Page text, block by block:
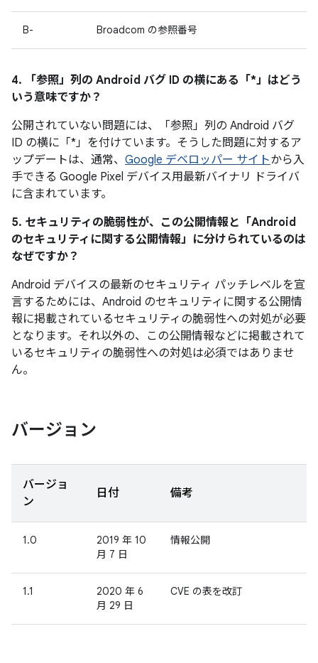
B- Broadcom の参照番号
4. 「参照」 列の Android バグ ID の横にある「*」はどう
いう意味ですか？
公開されていない問題には、「参照」列の Android バグ
ID の横に「*」を付けています。そうした問題に対するア
ップデートは、通常、 Google デベロッパー サイトから入
手できる Google Pixel デバイス用最新バイナリ ドライバ
に含まれています。
5. セキュリティの脆弱性が、この公開情報と「Android
のセキュリティに関する公開情報」に分けられているのは
なぜですか？
Android デバイスの最新のセキュリティ パッチレベルを宣
言するためには、Android のセキュリティに関する公開情
報に掲載されているセキュリティの脆弱性への対処が必要
となります。それ以外の、この公開情報などに掲載されて
いるセキュリティの脆弱性への対処は必須ではありませ
ん。
バージョン
バージョ
ン
日付 備考
1.0
2019 年 10
月 7 日
情報公開
1.1
2020 年 6
月 29 日
CVE の表を改訂